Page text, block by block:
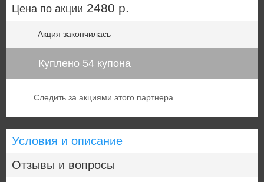
Цена по акции 2480 р.
Акция закончилась
Куплено 54 купона
Следить за акциями этого партнера
Условия и описание
Отзывы и вопросы